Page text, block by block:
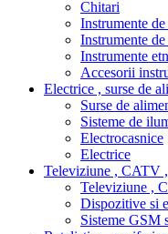
Chitari
Instrumente
Instrumente
Instrumente
Accesorii
Electrice , surse de
Surse de
Sisteme de
Electrocasnice
Electrice
Televiziune , CATV
Televiziune ,
Dispozitive si
Sisteme GSM